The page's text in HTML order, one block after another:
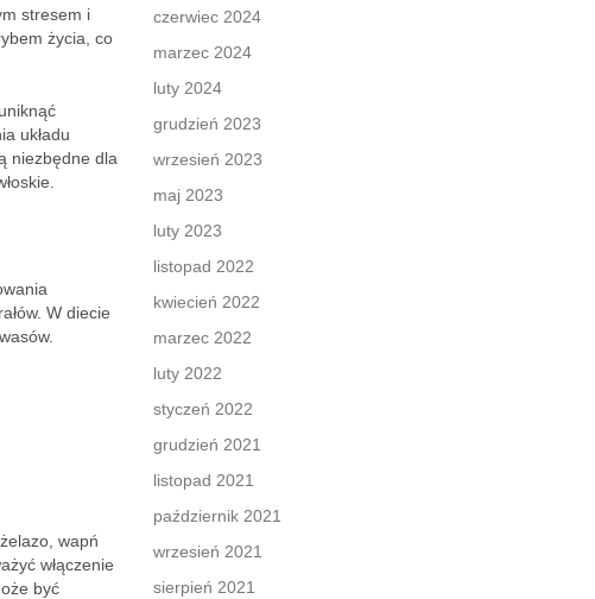
stresem i
życia, co
układu
niezbędne dla
W diecie
wapń
włączenie
być
czerwiec 2024
marzec 2024
luty 2024
grudzień 2023
wrzesień 2023
maj 2023
luty 2023
listopad 2022
kwiecień 2022
marzec 2022
luty 2022
styczeń 2022
grudzień 2021
listopad 2021
październik 2021
wrzesień 2021
sierpień 2021